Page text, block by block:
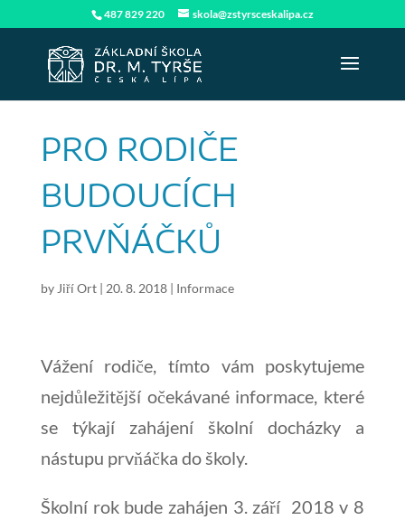
487 829 220 skola@zstyrsceskalipa.cz
PRO RODIČE
BUDOUCÍCH
PRVŇÁČKŮ
by Jiří Ort| 20. 8. 2018| Informace
Vážení rodiče, tímto vám poskytujeme
nejdůležitější očekávané informace, které
se týkají zahájení školní docházky a
nástupu prvňáčka do školy.
Školní rok bude zahájen 3. září 2018 v 8